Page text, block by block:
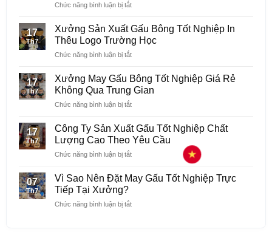
Chức năng bình luận bị tắtở
sản
xuất
gấu
tốt
quà
tặng
năm
17
Th7
Xưởng Sản Xuất Gấu Bông Tốt Nghiệp In
Thêu Logo Trường Học
Chức năng bình luận bị tắtở
Sản
Xuất
Gấu
Bông
Nghiệp
In
Logo
Học
17
Th7
Xưởng May Gấu Bông Tốt Nghiệp Giá Rẻ
Không Qua Trung Gian
Chức năng bình luận bị tắtở
May
Gấu
Bông
Tốt
Giá
Qua
17
Th7
Công Ty Sản Xuất Gấu Tốt Nghiệp Chất
Lượng Cao Theo Yêu Cầu
Chức năng bình luận bị tắtở
Ty
Sản
Gấu
07
Th7
Vì Sao Nên Đặt May Gấu Tốt Nghiệp Trực
Tiếp Tại Xưởng?
Chức năng bình luận bị tắtở